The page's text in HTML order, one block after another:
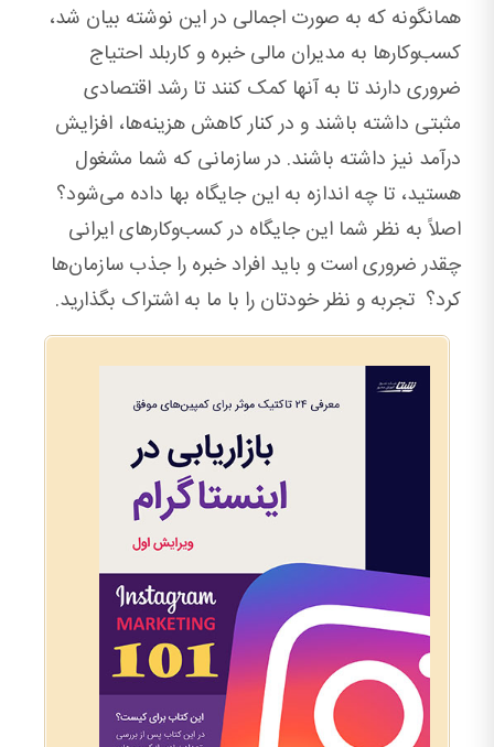
همانگونه که به صورت اجمالی در این نوشته بیان شد،
کسب‌‍وکارها به مدیران مالی خبره و کاربلد احتیاج
ضروری دارند تا به آنها کمک کنند تا رشد اقتصادی
مثبتی داشته باشند و در کنار کاهش هزینه‌ها، افزایش
درآمد نیز داشته باشند. در سازمانی که شما مشغول
هستید، تا چه اندازه به این جایگاه بها داده می‌شود؟
اصلاً به نظر شما این جایگاه در کسب‌وکارهای ایرانی
چقدر ضروری است و باید افراد خبره را جذب سازمان‌ها
کرد؟ تجربه و نظر خودتان را با ما به اشتراک بگذارید.